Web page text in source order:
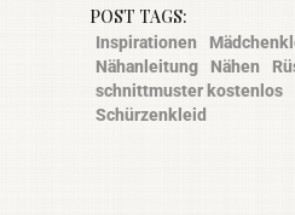
POST TAGS:
Inspirationen
Nähanleitung
Nähen
schnittmuster kostenlos
Schürzenkleid